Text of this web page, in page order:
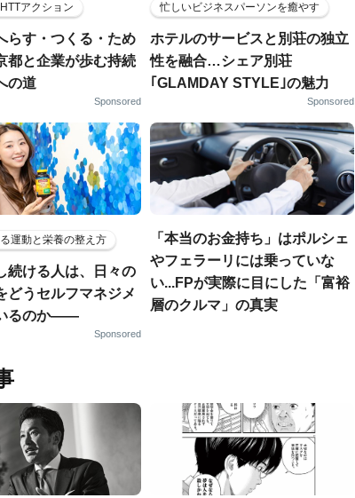
アクション
らす・つくる・ため
都と企業が歩む持続
の道
Sponsored
忙しいビジネスパーソンを癒やす
ホテルのサービスと別荘の独立
性を融合…シェア別荘
｢GLAMDAY STYLE｣の魅力
Sponsored
運動と栄養の整え方
続ける人は、日々の
どうセルフマネジメ
るのか——
Sponsored
「本当のお金持ち」はポルシェ
やフェラーリには乗っていな
い...FPが実際に目にした「富裕
層のクルマ」の真実